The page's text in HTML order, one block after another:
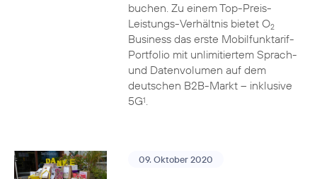
buchen. Zu einem Top-Preis-
Leistungs-Verhältnis bietet O2
Business das erste Mobilfunktarif-
Portfolio mit unlimitiertem Sprach-
und Datenvolumen auf dem
deutschen B2B-Markt – inklusive
5G1.
09. Oktober 2020